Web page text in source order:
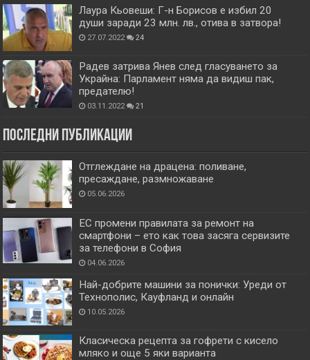
Лаура Кьовеши: Г-н Борисов е избил 20
души заради 23 млн. лв., отива в затвора!
27.07.2022 24
Радев затрива Янев след гласуването за
Украйна: Парламент няма да видиш пак,
предателю!
03.11.2022 21
Последни публикации
Отглеждане на драцена: поливане,
пресаждане, размножаване
05.06.2026
ЕС промени правилата за ремонт на
смартфони – ето как това засяга сервизите
за телефони в София
04.06.2026
Най-добрите машини за понички: Уреди от
Технополис, Кауфланд и онлайн
10.05.2026
Класическа рецепта за гофрети с кисело
мляко и още 5 яки варианта